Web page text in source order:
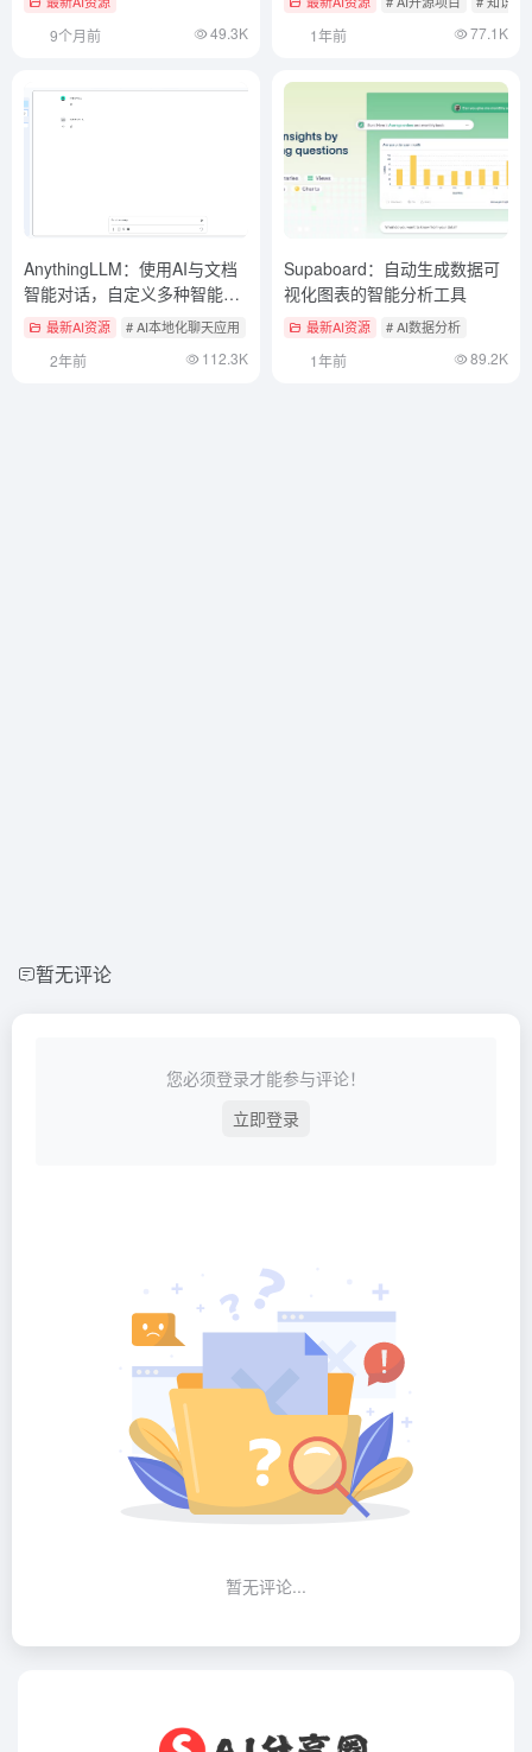
9个月前 49.3K 1年前 77.1K
AnythingLLM：使用AI与文档
智能对话，自定义多种智能
体，完全本地化客户端。
最新AI资源 # AI本地化聊天应用
2年前 112.3K
Supaboard：自动生成数据可
视化图表的智能分析工具
最新AI资源 # AI数据分析
1年前 89.2K
暂无评论
您必须登录才能参与评论！
立即登录
暂无评论...